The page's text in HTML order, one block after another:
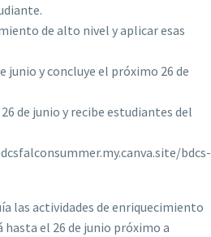
de alto nivel y aplicar esas
junio y concluye el próximo 26 de
de junio y recibe estudiantes del
bdcs-
las actividades de enriquecimiento
el 26 de junio próximo a